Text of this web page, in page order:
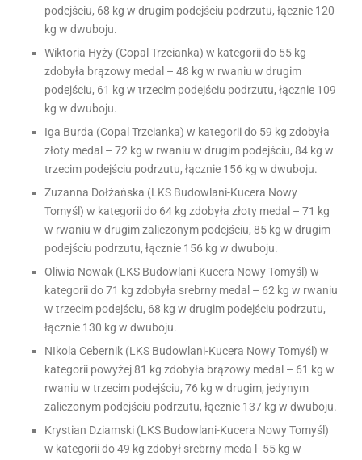
podejściu, 68 kg w drugim podejściu podrzutu, łącznie 120
kg w dwuboju.
Wiktoria Hyży (Copal Trzcianka) w kategorii do 55 kg
zdobyła brązowy medal – 48 kg w rwaniu w drugim
podejściu, 61 kg w trzecim podejściu podrzutu, łącznie 109
kg w dwuboju.
Iga Burda (Copal Trzcianka) w kategorii do 59 kg zdobyła
złoty medal – 72 kg w rwaniu w drugim podejściu, 84 kg w
trzecim podejściu podrzutu, łącznie 156 kg w dwuboju.
Zuzanna Dołżańska (LKS Budowlani-Kucera Nowy
Tomyśl) w kategorii do 64 kg zdobyła złoty medal – 71 kg
w rwaniu w drugim zaliczonym podejściu, 85 kg w drugim
podejściu podrzutu, łącznie 156 kg w dwuboju.
Oliwia Nowak (LKS Budowlani-Kucera Nowy Tomyśl) w
kategorii do 71 kg zdobyła srebrny medal – 62 kg w rwaniu
w trzecim podejściu, 68 kg w drugim podejściu podrzutu,
łącznie 130 kg w dwuboju.
NIkola Cebernik (LKS Budowlani-Kucera Nowy Tomyśl) w
kategorii powyżej 81 kg zdobyła brązowy medal – 61 kg w
rwaniu w trzecim podejściu, 76 kg w drugim, jedynym
zaliczonym podejściu podrzutu, łącznie 137 kg w dwuboju.
Krystian Dziamski (LKS Budowlani-Kucera Nowy Tomyśl)
w kategorii do 49 kg zdobył srebrny meda l- 55 kg w